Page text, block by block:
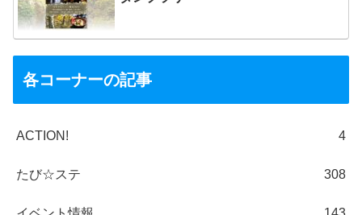
各コーナーの記事
ACTION! 4
たび☆ステ 308